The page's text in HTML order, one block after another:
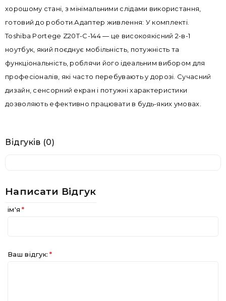
хорошому стані, з мінімальними слідами використання,
готовий до роботи.Адаптер живлення: У комплекті.
Toshiba Portege Z20T-C-144 — це високоякісний 2-в-1
ноутбук, який поєднує мобільність, потужність та
функціональність, роблячи його ідеальним вибором для
професіоналів, які часто перебувають у дорозі. Сучасний
дизайн, сенсорний екран і потужні характеристики
дозволяють ефективно працювати в будь-яких умовах.
Відгуків (0)
Написати Відгук
ім'я
Ваш відгук: